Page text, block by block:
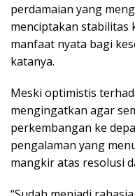
perdamaian yang
menciptakan stabilitas
manfaat nyata bagi
katanya.
Meski optimistis
mengingatkan agar
perkembangan ke
pengalaman yang
mangkir atas resolusi